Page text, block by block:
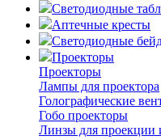
Светодиодные
Аптечные кресты
Светодиодные
Проекторы
Проекторы
Лампы для проектора
Голографические
Гобо проекторы
Линзы для проекции